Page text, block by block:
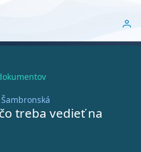
treba vedieť na